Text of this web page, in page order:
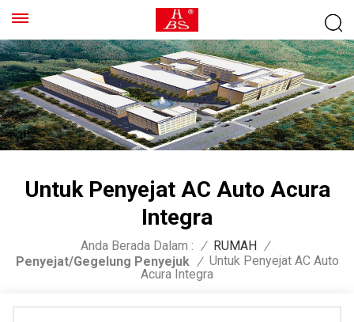
Untuk Penyejat AC Auto Acura
Integra
Anda Berada Dalam : / RUMAH /
Penyejat/Gegelung Penyejuk / Untuk Penyejat AC Auto
Acura Integra